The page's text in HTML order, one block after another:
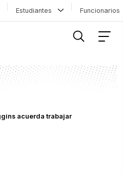
Estudiantes
acuerda trabajar